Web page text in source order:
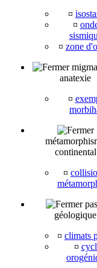
¤
¤
¤ zone
anatexie
¤
continental
¤
géologique
¤ climats
¤